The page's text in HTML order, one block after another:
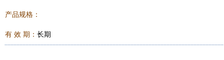
产品规格：
有 效 期： 长期